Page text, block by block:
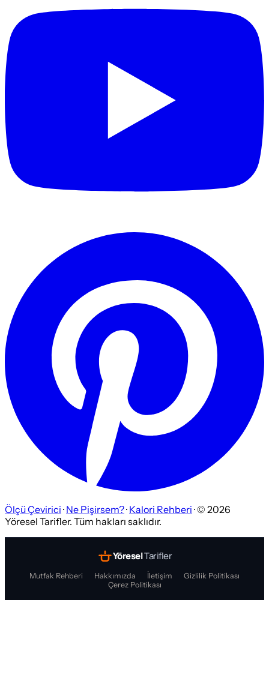
Ölçü Çevirici · Ne Pişirsem?· Kalori Rehberi · © 2026
Yöresel Tarifler. Tüm hakları saklıdır.
YöreselTarifler
Mutfak Rehberi Hakkımızda İletişim
Gizlilik Politikası
Çerez Politikası